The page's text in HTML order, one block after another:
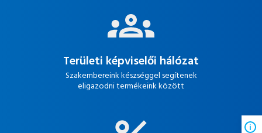
Területi képviselői hálózat
Szakembereink készséggel segítenek
eligazodni termékeink között